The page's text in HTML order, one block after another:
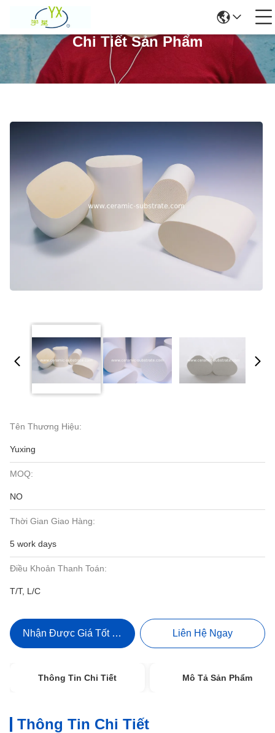
Chi Tiết Sản Phẩm
Tên Thương Hiệu:
Yuxing
MOQ:
NO
Thời Gian Giao Hàng:
5 work days
Điều Khoản Thanh Toán:
T/T, L/C
Nhận Được Giá Tốt Nhất Liên Hệ Ngay
Thông Tin Chi Tiết Mô Tả Sản Phẩm
Thông Tin Chi Tiết